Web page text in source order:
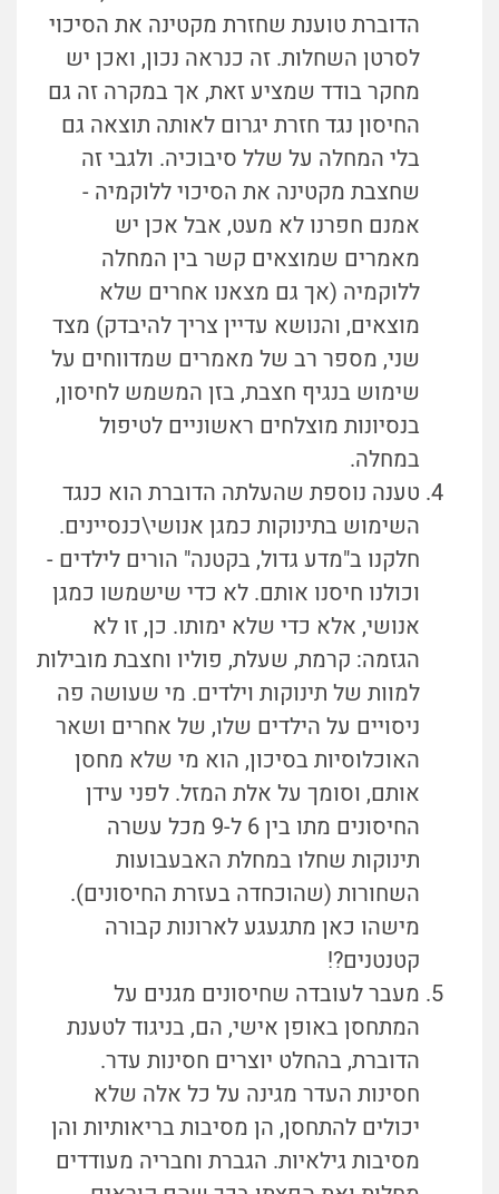
הדוברת טוענת שחזרת מקטינה את הסיכוי
לסרטן השחלות. זה כנראה נכון, ואכן יש
מחקר בודד שמציע זאת, אך במקרה זה גם
החיסון נגד חזרת יגרום לאותה תוצאה גם
בלי המחלה על שלל סיבוכיה. ולגבי זה
שחצבת מקטינה את הסיכוי ללוקמיה -
אמנם חפרנו לא מעט, אבל אכן יש
מאמרים שמוצאים קשר בין המחלה
ללוקמיה (אך גם מצאנו אחרים שלא
מוצאים, והנושא עדיין צריך להיבדק) מצד
שני, מספר רב של מאמרים שמדווחים על
שימוש בנגיף חצבת, בזן המשמש לחיסון,
בנסיונות מוצלחים ראשוניים לטיפול
במחלה.
טענה נוספת שהעלתה הדוברת הוא כנגד
השימוש בתינוקות כמגן אנושי\כנסיינים.
חלקנו ב"מדע גדול, בקטנה" הורים לילדים -
וכולנו חיסנו אותם. לא כדי שישמשו כמגן
אנושי, אלא כדי שלא ימותו. כן, זו לא
הגזמה: קרמת, שעלת, פוליו וחצבת מובילות
למוות של תינוקות וילדים. מי שעושה פה
ניסויים על הילדים שלו, של אחרים ושאר
האוכלוסיות בסיכון, הוא מי שלא מחסן
אותם, וסומך על אלת המזל. לפני עידן
החיסונים מתו בין 6 ל-9 מכל עשרה
תינוקות שחלו במחלת האבעבועות
השחורות (שהוכחדה בעזרת החיסונים).
מישהו כאן מתגעגע לארונות קבורה
קטנטנים?!
מעבר לעובדה שחיסונים מגנים על
המתחסן באופן אישי, הם, בניגוד לטענת
הדוברת, בהחלט יוצרים חסינות עדר.
חסינות העדר מגינה על כל אלה שלא
יכולים להתחסן, הן מסיבות בריאותיות והן
מסיבות גילאיות. הגברת וחבריה מעודדים